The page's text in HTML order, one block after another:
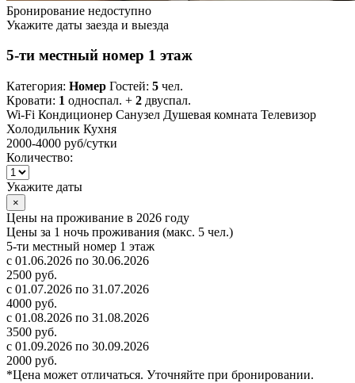
Бронирование недоступно
Укажите даты заезда и выезда
5-ти местный номер 1 этаж
Категория: Номер Гостей: 5 чел.
Кровати: 1 односпал. + 2 двуспал.
Wi-Fi Кондиционер Санузел Душевая комната Телевизор
Холодильник Кухня
2000-4000 руб/сутки
Количество:
Укажите даты
×
Цены на проживание в 2026 году
Цены за 1 ночь проживания (макс. 5 чел.)
5-ти местный номер 1 этаж
с 01.06.2026 по 30.06.2026
2500 руб.
с 01.07.2026 по 31.07.2026
4000 руб.
с 01.08.2026 по 31.08.2026
3500 руб.
с 01.09.2026 по 30.09.2026
2000 руб.
*Цена может отличаться. Уточняйте при бронировании.